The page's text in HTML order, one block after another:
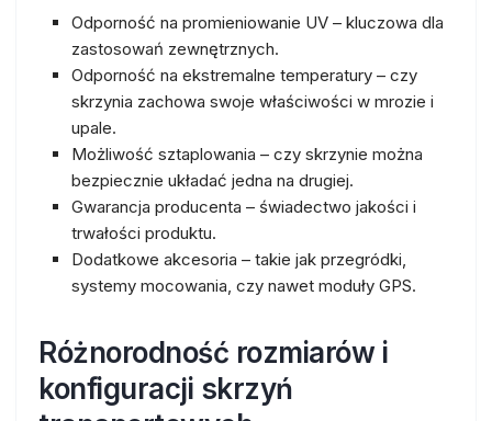
Odporność na promieniowanie UV – kluczowa dla
zastosowań zewnętrznych.
Odporność na ekstremalne temperatury – czy
skrzynia zachowa swoje właściwości w mrozie i
upale.
Możliwość sztaplowania – czy skrzynie można
bezpiecznie układać jedna na drugiej.
Gwarancja producenta – świadectwo jakości i
trwałości produktu.
Dodatkowe akcesoria – takie jak przegródki,
systemy mocowania, czy nawet moduły GPS.
Różnorodność rozmiarów i
konfiguracji skrzyń